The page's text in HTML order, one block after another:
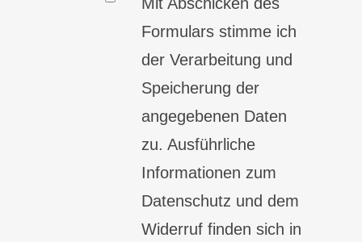
Formulars stimme ich
der Verarbeitung und
Speicherung der
angegebenen Daten
zu. Ausführliche
Informationen zum
Datenschutz und dem
Widerruf finden sich in